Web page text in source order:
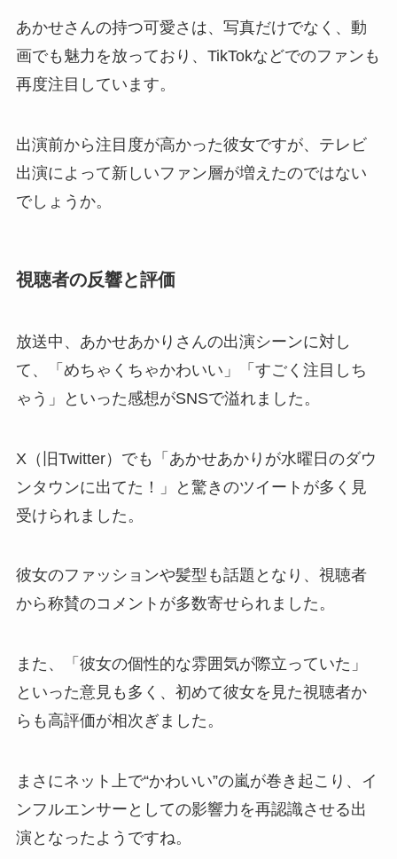
あかせさんの持つ可愛さは、写真だけでなく、動
画でも魅力を放っており、TikTokなどでのファンも
再度注目しています。
出演前から注目度が高かった彼女ですが、テレビ
出演によって新しいファン層が増えたのではない
でしょうか。
視聴者の反響と評価
放送中、あかせあかりさんの出演シーンに対し
て、「めちゃくちゃかわいい」「すごく注目しち
ゃう」といった感想がSNSで溢れました。
X（旧Twitter）でも「あかせあかりが水曜日のダウ
ンタウンに出てた！」と驚きのツイートが多く見
受けられました。
彼女のファッションや髪型も話題となり、視聴者
から称賛のコメントが多数寄せられました。
また、「彼女の個性的な雰囲気が際立っていた」
といった意見も多く、初めて彼女を見た視聴者か
らも高評価が相次ぎました。
まさにネット上で“かわいい”の嵐が巻き起こり、イ
ンフルエンサーとしての影響力を再認識させる出
演となったようですね。